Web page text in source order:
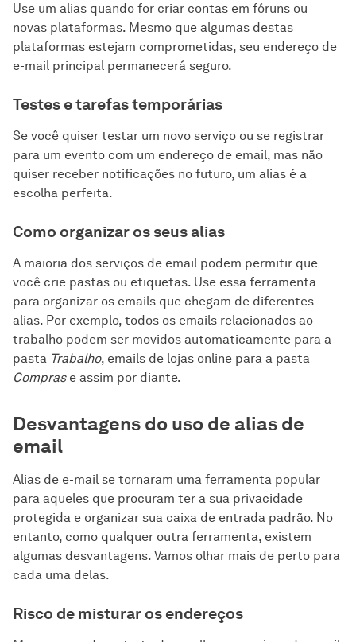
Use um alias quando for criar contas em fóruns ou
novas plataformas. Mesmo que algumas destas
plataformas estejam comprometidas, seu endereço de
e-mail principal permanecerá seguro.
Testes e tarefas temporárias
Se você quiser testar um novo serviço ou se registrar
para um evento com um endereço de email, mas não
quiser receber notificações no futuro, um alias é a
escolha perfeita.
Como organizar os seus alias
A maioria dos serviços de email podem permitir que
você crie pastas ou etiquetas. Use essa ferramenta
para organizar os emails que chegam de diferentes
alias. Por exemplo, todos os emails relacionados ao
trabalho podem ser movidos automaticamente para a
pasta Trabalho, emails de lojas online para a pasta
Comprase assim por diante.
Desvantagens do uso de alias de
email
Alias de e-mail se tornaram uma ferramenta popular
para aqueles que procuram ter a sua privacidade
protegida e organizar sua caixa de entrada padrão. No
entanto, como qualquer outra ferramenta, existem
algumas desvantagens. Vamos olhar mais de perto para
cada uma delas.
Risco de misturar os endereços